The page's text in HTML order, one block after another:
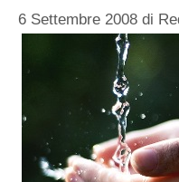
6 Settembre 2008 di